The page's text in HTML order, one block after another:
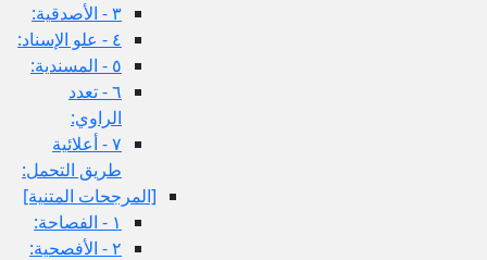
٦ - تعدد
الراوي:
٧ - أعلائية
طريق التحمل:
[المرجحات المتنية]